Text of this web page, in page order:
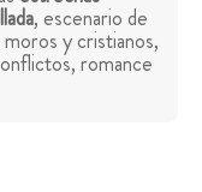
, escenario de
y cristianos,
romance